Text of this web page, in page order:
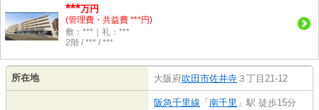
***万円
(管理費・共益費 ***円)
敷：***｜礼：***
2階 / *** / ***
所在地 大阪府吹田市佐井寺 ３丁目21-12
阪急千里線 「 南千里 」駅 徒歩15分